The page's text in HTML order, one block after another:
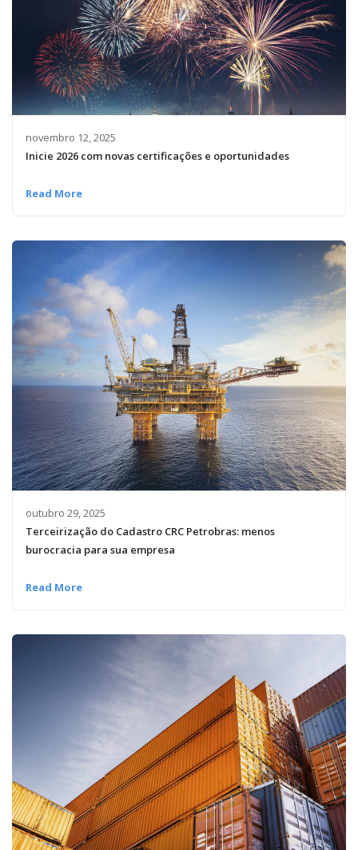
novembro 12, 2025
Inicie 2026 com novas certificações e oportunidades
Read More
outubro 29, 2025
Terceirização do Cadastro CRC Petrobras: menos
burocracia para sua empresa
Read More